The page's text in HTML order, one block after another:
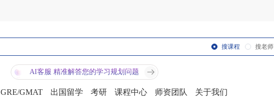
搜课程 搜老师
AI客服 精准解答您的学习规划问题
GRE/GMAT 出国留学 考研 课程中心 师资团队 关于我们